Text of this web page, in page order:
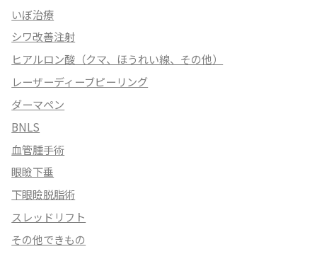
いぼ治療
シワ改善注射
ヒアルロン酸（クマ、ほうれい線、その他）
レーザーディーブピーリング
ダーマペン
BNLS
血管腫手術
眼瞼下垂
下眼瞼脱脂術
スレッドリフト
その他できもの